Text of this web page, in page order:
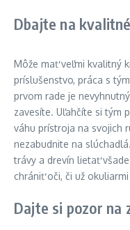
Dbajte na
Môže mať veľmi kvalitný
príslušenstvo, práca s
prvom rade je
zavesíte. Uľahčíte si tým
váhu prístroja na svojich
nezabudnite na
trávy a drevín lietať
chrániť oči, či už
Dajte si pozor na